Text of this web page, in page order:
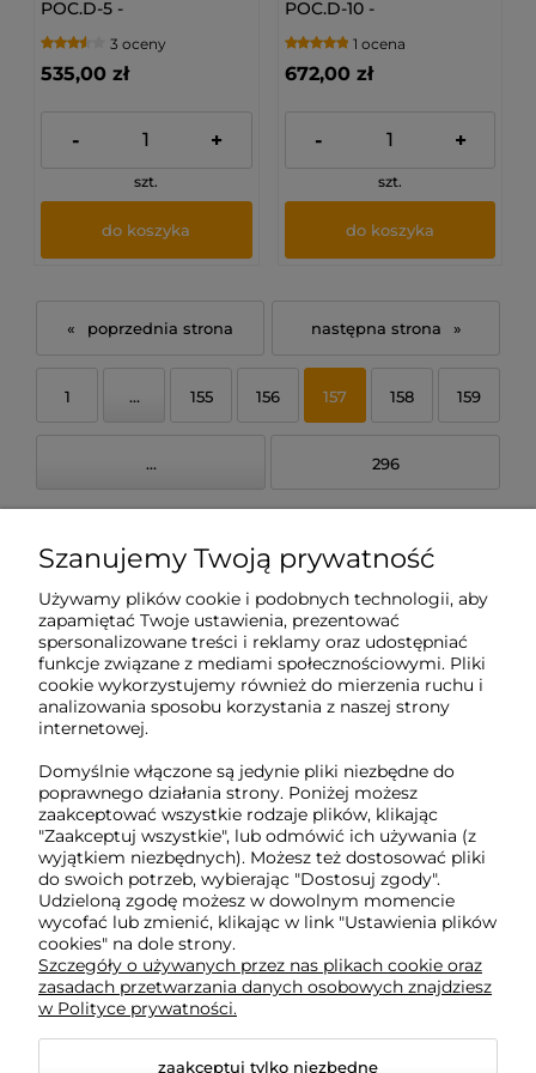
POC.D-5 -
ciśnieniowy ogrzewacz,
podumywakowy
3 oceny
535,00 zł
- +
szt.
do koszyka
POC.D-10 -
ciśnieniowy ogrzewacz,
podumywakowy
1 ocena
672,00 zł
- +
szt.
do koszyka
«
1 ... 155 156 157 158 159
... 296
»
Sklep internetowy Tukado.pl
pn-pt: 08:00-16:00
791 063 018
biuro@tukado.pl
O nas
Obsługa klienta
Pomoc
Moje konto
Szanujemy Twoją prywatność
Używamy plików cookie i podobnych technologii, aby
zapamiętać Twoje ustawienia, prezentować
spersonalizowane treści i reklamy oraz udostępniać
funkcje związane z mediami społecznościowymi. Pliki
cookie wykorzystujemy również do mierzenia ruchu i
analizowania sposobu korzystania z naszej strony
internetowej.
Domyślnie włączone są jedynie pliki niezbędne do
poprawnego działania strony. Poniżej możesz
zaakceptować wszystkie rodzaje plików, klikając
"Zaakceptuj wszystkie", lub odmówić ich używania (z
wyjątkiem niezbędnych). Możesz też dostosować pliki
do swoich potrzeb, wybierając "Dostosuj zgody".
Udzieloną zgodę możesz w dowolnym momencie
wycofać lub zmienić, klikając w link "Ustawienia plików
cookies" na dole strony.
Szczegóły o używanych przez nas plikach cookie oraz
zasadach przetwarzania danych osobowych znajdziesz
w Polityce prywatności.
zaakceptuj tylko niezbędne